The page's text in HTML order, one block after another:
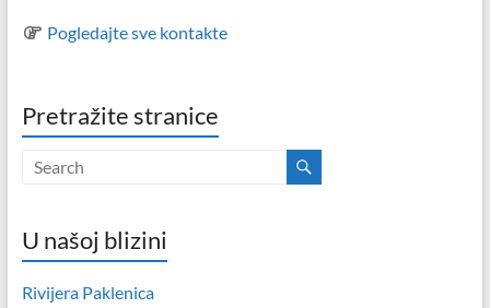
Pogledajte sve kontakte
Pretražite stranice
U našoj blizini
Rivijera Paklenica